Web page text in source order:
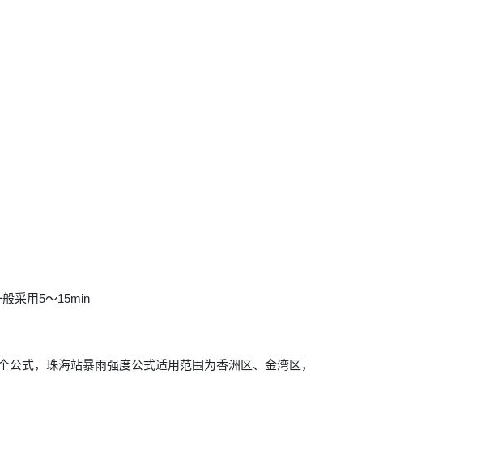
采用5～15min
式，珠海站暴雨强度公式适用范围为香洲区、金湾区，